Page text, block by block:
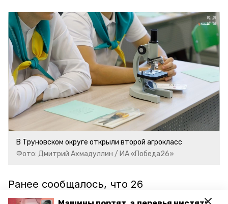
В Труновском округе открыли второй агрокласс
Фото: Дмитрий Ахмадуллин / ИА «Победа26»
Ранее сообщалось, что 26
старшеклассниковприняли участиев